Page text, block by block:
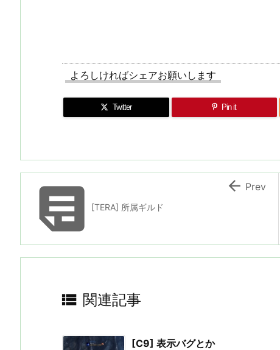
よろしければシェアお願いします
Twitter Pin it
[TERA] 所属ギルド
 Prev
 関連記事
[C9] 表示バグとか